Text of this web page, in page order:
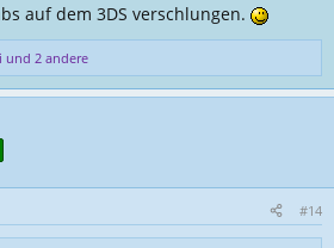
auf dem 3DS verschlungen.
und 2 andere
#14